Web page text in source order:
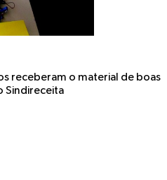
receberam o material de boas
Sindireceita